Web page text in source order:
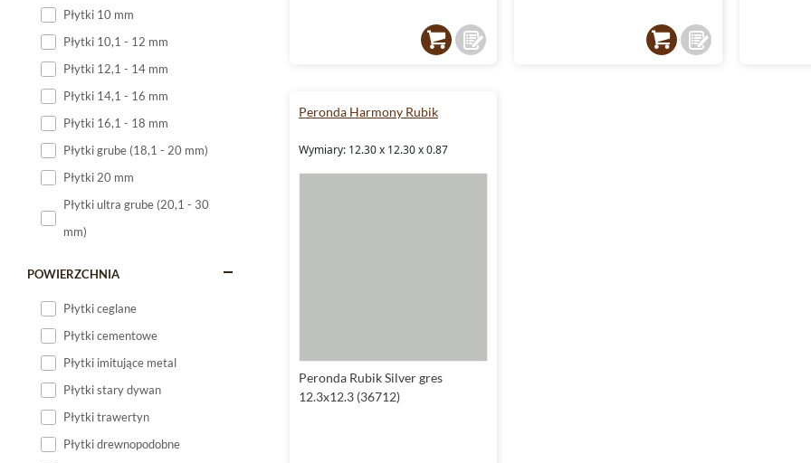
Płytki małe
Płytki 10 mm
Płytki 10,1 - 12 mm
Płytki 12,1 - 14 mm
Płytki 14,1 - 16 mm
Płytki 16,1 - 18 mm
Płytki grube (18,1 - 20 mm)
Płytki 20 mm
Płytki ultra grube (20,1 - 30
mm)
POWIERZCHNIA
Płytki ceglane
Płytki cementowe
Płytki imitujące metal
Płytki stary dywan
Płytki trawertyn
Płytki drewnopodobne
Peronda Harmony Rubik
Wymiary: 12.30 x 12.30 x 0.87
Peronda Rubik Silver gres
12.3x12.3 (36712)